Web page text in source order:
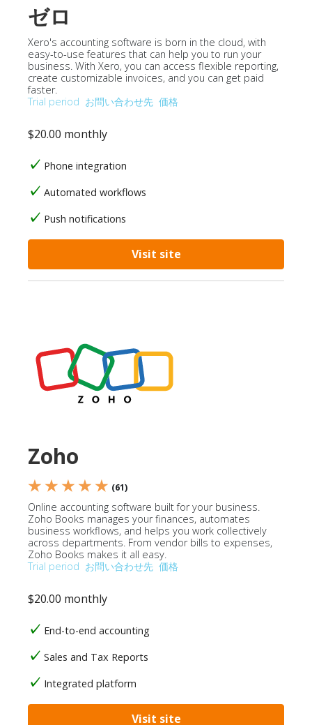
ゼロ
Xero's accounting software is born in the cloud, with
easy-to-use features that can help you to run your
business. With Xero, you can access flexible reporting,
create customizable invoices, and you can get paid
faster.
Trial period お問い合わせ先 価格
$20.00 monthly
Phone integration
Automated workflows
Push notifications
Visit site
Zoho
★ ★ ★ ★ ★ (61)
Online accounting software built for your business.
Zoho Books manages your finances, automates
business workflows, and helps you work collectively
across departments. From vendor bills to expenses,
Zoho Books makes it all easy.
Trial period お問い合わせ先 価格
$20.00 monthly
End-to-end accounting
Sales and Tax Reports
Integrated platform
Visit site